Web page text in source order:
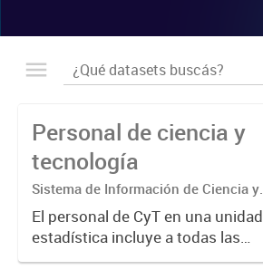
Personal de ciencia y
tecnología
Sistema de Información de Ciencia y
Tecnología Argentino (SICYTAR)
El personal de CyT en una unidad
estadística incluye a todas las
personas involucradas